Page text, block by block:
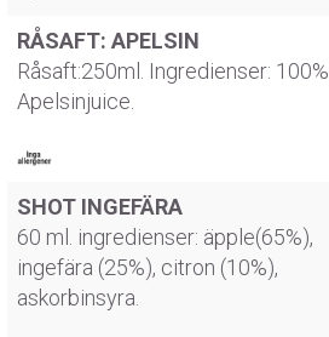
RÅSAFT: APELSIN
Råsaft:250ml. Ingredienser: 100%
Apelsinjuice.
SHOT INGEFÄRA
60 ml. ingredienser: äpple(65%),
ingefära (25%), citron (10%),
askorbinsyra.